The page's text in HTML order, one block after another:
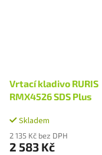
Vrtací kladivo RURIS
RMX4526 SDS Plus
Skladem
2 135 Kč bez DPH
2 583 Kč